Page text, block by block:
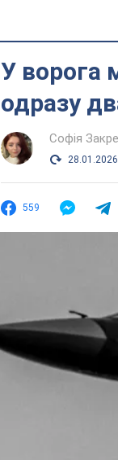
У ворога
одразу
Софія
559